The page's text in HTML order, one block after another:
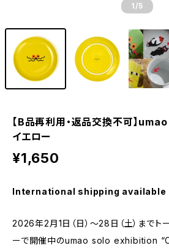
1 /5
【B品再利用・返品交換不可】
イエロー
¥1,650
International shipping available
2026年2月1日（日）～28日（土）までト
ーで開催中のumao solo exhibition